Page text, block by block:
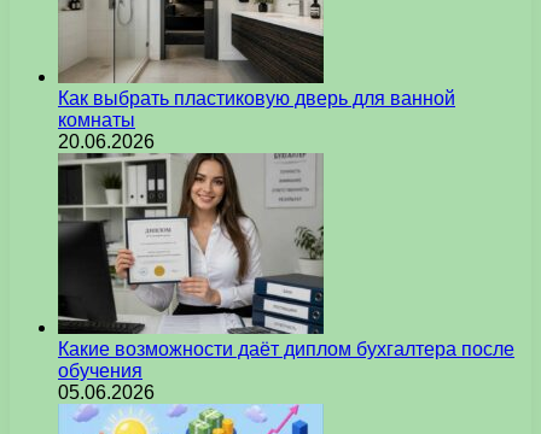
Как выбрать пластиковую дверь для ванной
комнаты
20.06.2026
Какие возможности даёт диплом бухгалтера после
обучения
05.06.2026